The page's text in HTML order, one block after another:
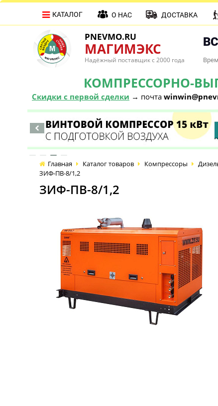
PNEVMO.RU
МАГИМЭКС
Надёжный поставщик с 2000 года
КОМПРЕССОРНО-
Скидки с первой сделки → почта
КАТАЛОГ О НАС ДОСТАВКА
Главная Каталог товаров Компрессоры
ЗИФ-ПВ-8/1,2
ЗИФ-ПВ-8/1,2